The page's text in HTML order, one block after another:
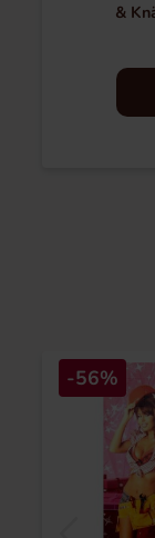
&
-56%